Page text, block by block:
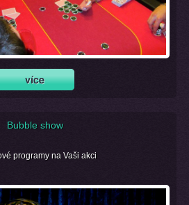
Bubble show
programy na Vaši akci